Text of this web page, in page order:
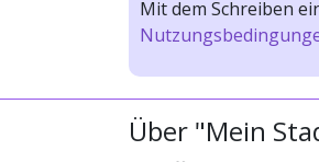
Mit dem Schreiben
Über "Mein